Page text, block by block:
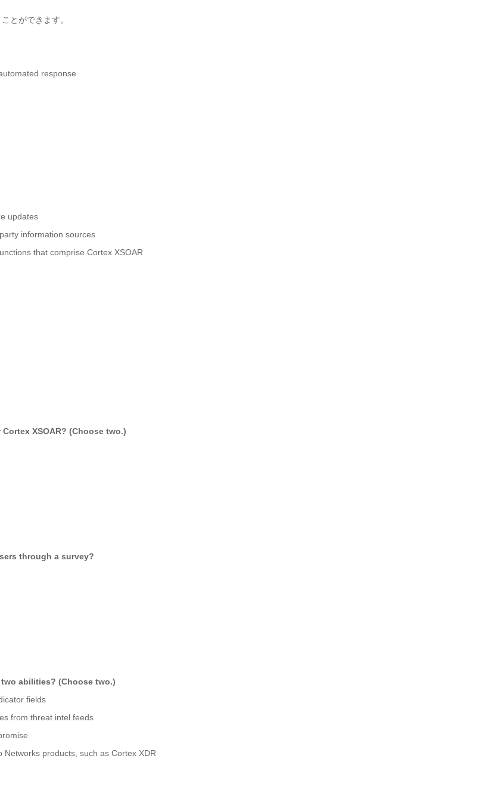
とができます。
response
updates
information sources
that comprise Cortex XSOAR
XSOAR? (Choose two.)
through a survey?
abilities? (Choose two.)
fields
from threat intel feeds
products, such as Cortex XDR